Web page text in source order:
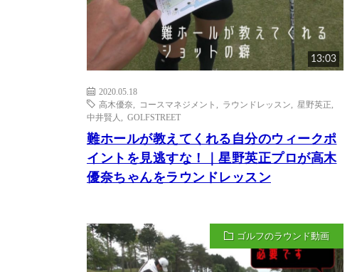
13:03
2020.05.18
高木優奈
コースマネジメント ラウンドレッスン 星野英正
中井賢人
GOLFSTREET
難ホールが教えてくれる自分のウィークポ
イントを見逃すな！｜星野英正プロが高木
優奈ちゃんをラウンドレッスン
ゴルフのラウンド動画